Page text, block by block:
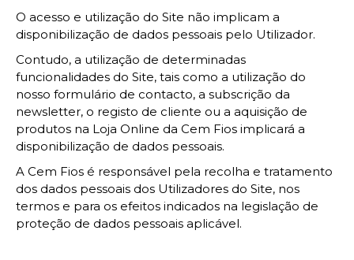
O acesso e utilização do Site não implicam a
disponibilização de dados pessoais pelo Utilizador.
Contudo, a utilização de determinadas
funcionalidades do Site, tais como a utilização do
nosso formulário de contacto, a subscrição da
newsletter, o registo de cliente ou a aquisição de
produtos na Loja Online da Cem Fios implicará a
disponibilização de dados pessoais.
A Cem Fios é responsável pela recolha e tratamento
dos dados pessoais dos Utilizadores do Site, nos
termos e para os efeitos indicados na legislação de
proteção de dados pessoais aplicável.